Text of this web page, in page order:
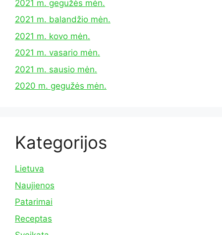
2021 m. gegužės mėn.
2021 m. balandžio mėn.
2021 m. kovo mėn.
2021 m. vasario mėn.
2021 m. sausio mėn.
2020 m. gegužės mėn.
Kategorijos
Lietuva
Naujienos
Patarimai
Receptas